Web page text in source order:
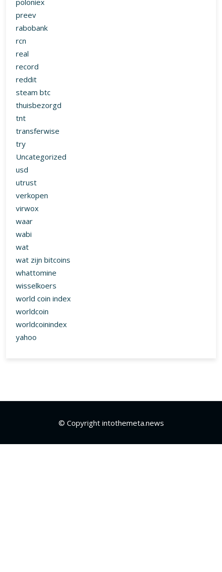
poloniex
preev
rabobank
rcn
real
record
reddit
steam btc
thuisbezorgd
tnt
transferwise
try
Uncategorized
usd
utrust
verkopen
virwox
waar
wabi
wat
wat zijn bitcoins
whattomine
wisselkoers
world coin index
worldcoin
worldcoinindex
yahoo
© Copyright intothemeta.news